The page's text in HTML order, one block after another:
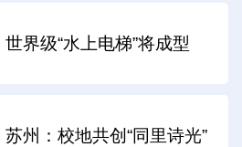
世界级“水上电梯”将成型
苏州：校地共创“同里诗光”